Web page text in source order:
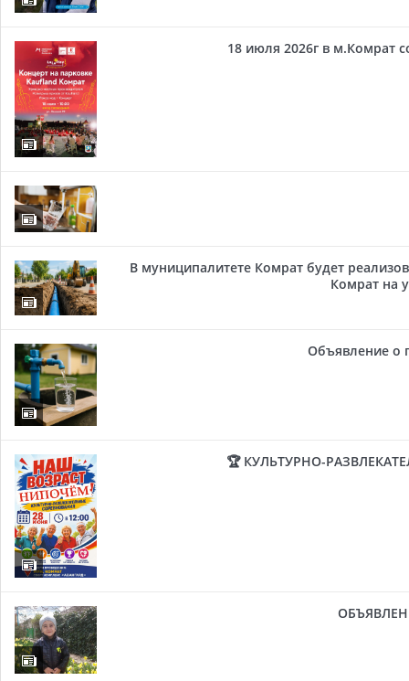
18 июля 2026г в м.Комрат
В муниципалитете Комрат будет
Комрат на
Объявление о
🏆 КУЛЬТУРНО-